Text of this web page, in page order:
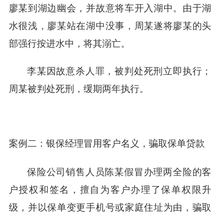
廖某到湖边幽会，并故意将车开入湖中。由于湖
水很浅，廖某站在湖中没事，周某遂将廖某的头
部强行按进水中，将其溺亡。
李某因故意杀人罪，被判处死刑立即执行；
周某被判处死刑，缓期两年执行。
案例二：银保经理冒用客户名义，骗取保单贷款
保险公司销售人员陈某假冒办理两全险的客
户授权和签名，擅自为客户办理了保单权限升
级，并以保单变更手机号或家庭住址为由，骗取